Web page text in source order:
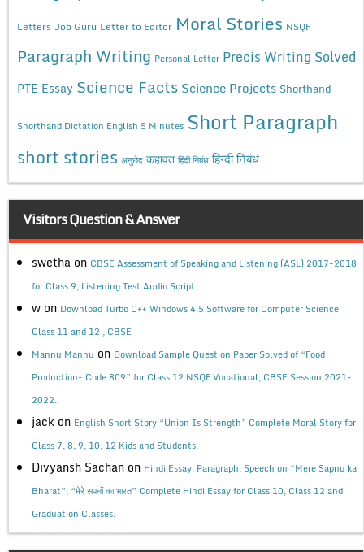
Letters Job Guru Letter to Editor Moral Stories NSQF
Paragraph Writing Personal Letter Precis Writing Solved
PTE Essay Science Facts Science Projects Shorthand
Shorthand Dictation English 5 Minutes Short Paragraph
short stories अनुछेद कहावत हिंदी निबंध हिन्दी निबंध
Visitors Question & Answer
swetha on CBSE Assessment of Speaking and Listening (ASL) 2017-2018
for Class 9, Listening Test Audio Script
w on Download Turbo C++ Windows 4.5 Software for Computer Science
Class 11 and 12 , CBSE
Mannu Mannu on Download Sample Question Paper Solved of “Food
Production- Code 809” for Class 12 NSQF Vocational, CBSE Session 2021-
2022.
jack on English Short Story “Union Is Strength” Complete Moral Story for
Class 7, 8, 9, 10, 12 Kids and Students.
Divyansh Sachan on Hindi Essay, Paragraph, Speech on “Mere Sapno ka
Bharat”, “मेरे सपनों का भारत” Complete Hindi Essay for Class 10, Class 12 and
Graduation Classes.